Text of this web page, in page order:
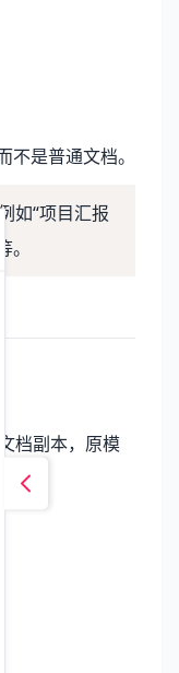
是普通文档。
如“项目汇报
。
档副本，原模